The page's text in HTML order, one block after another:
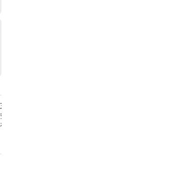
充実したスパとウェルネス
究極のリラクゼーションのために、施設内のスパで様々
ボディトリートメント、フェイシャルをお楽しみいただ